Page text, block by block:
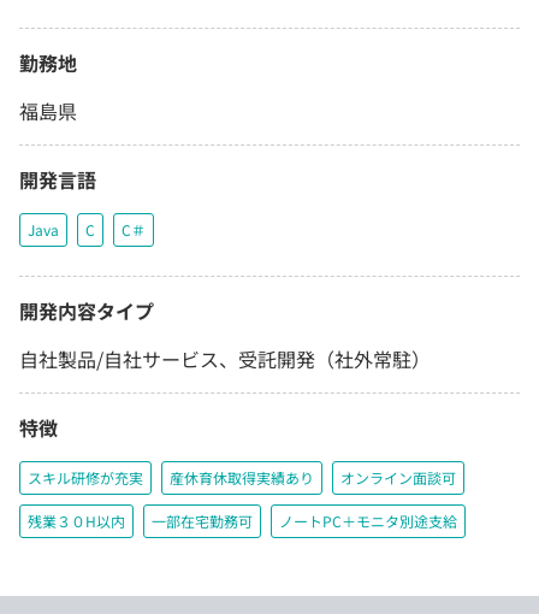
勤務地
福島県
開発言語
Java C C＃
開発内容タイプ
自社製品/自社サービス、受託開発（社外常駐）
特徴
スキル研修が充実 産休育休取得実績あり オンライン面談可
残業３０H以内 一部在宅勤務可 ノートPC＋モニタ別途支給